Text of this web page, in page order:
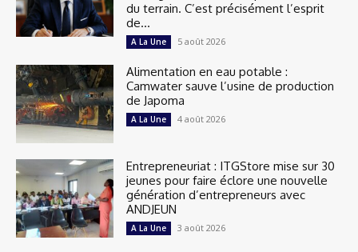
du terrain. C’est précisément l’esprit
de...
A La Une 5 août 2026
Alimentation en eau potable :
Camwater sauve l’usine de production
de Japoma
A La Une 4 août 2026
Entrepreneuriat : ITGStore mise sur 30
jeunes pour faire éclore une nouvelle
génération d’entrepreneurs avec
ANDJEUN
A La Une 3 août 2026